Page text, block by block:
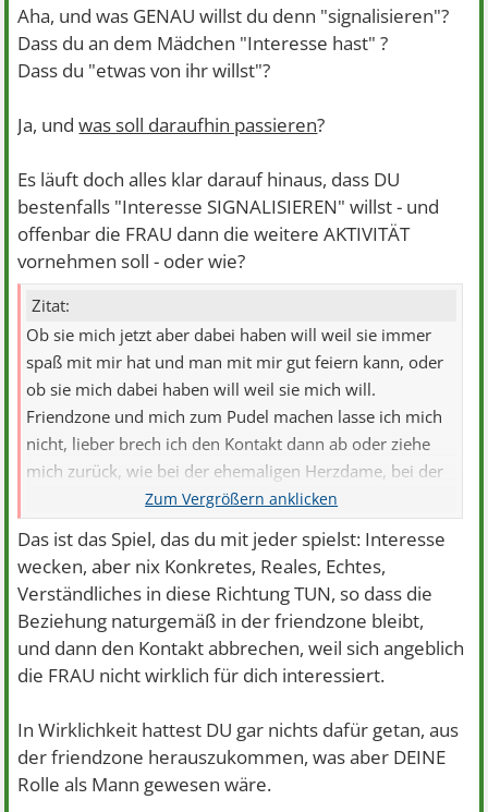
Aha, und was GENAU willst du denn "signalisieren"?
Dass du an dem Mädchen "Interesse hast" ?
Dass du "etwas von ihr willst"?
Ja, undwas soll daraufhin passieren?
Es läuft doch alles klar darauf hinaus, dass DU
bestenfalls "Interesse SIGNALISIEREN" willst - und
offenbar die FRAU dann die weitere AKTIVITÄT
vornehmen soll - oder wie?
Zitat:
Ob sie mich jetzt aber dabei haben will weil sie immer
spaß mit mir hat und man mit mir gut feiern kann, oder
ob sie mich dabei haben will weil sie mich will.
Friendzone und mich zum Pudel machen lasse ich mich
nicht, lieber brech ich den Kontakt dann ab oder ziehe
mich zurück, wie bei der ehemaligen Herzdame, bei der
hab ich das ganz gut geschafft
Das ist das Spiel, das du mit jeder spielst: Interesse
wecken, aber nix Konkretes, Reales, Echtes,
Verständliches in diese Richtung TUN, so dass die
Beziehung naturgemäß in der friendzone bleibt,
und dann den Kontakt abbrechen, weil sich angeblich
die FRAU nicht wirklich für dich interessiert.
In Wirklichkeit hattest DU gar nichts dafür getan, aus
der friendzone herauszukommen, was aber DEINE
Rolle als Mann gewesen wäre.